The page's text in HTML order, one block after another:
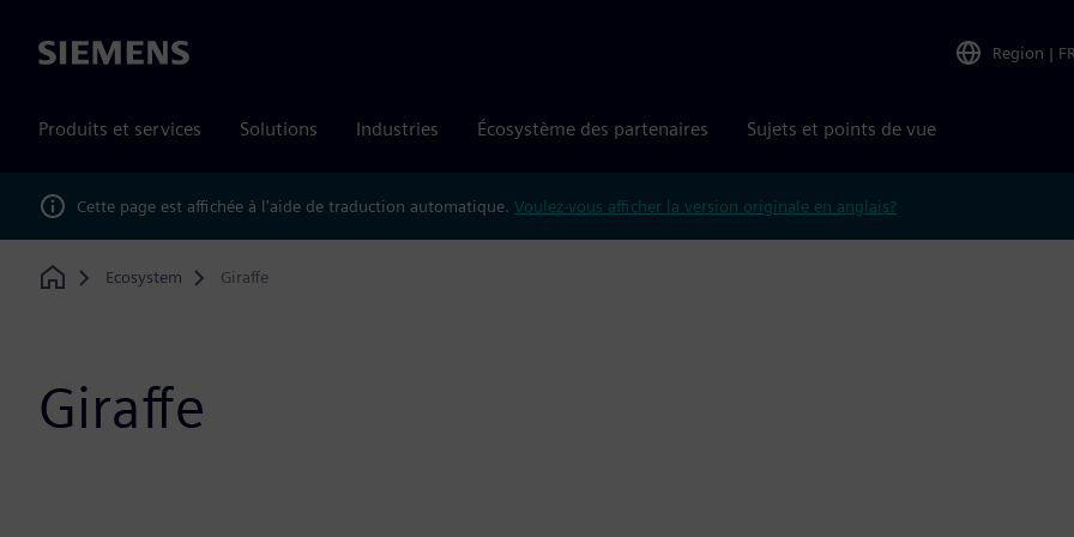
Siemens Region | FR
Produits et services Solutions Industries Écosystème des partenaires Sujets et points de vue
Cette page est affichée à l'aide de traduction automatique. Voulez-vous afficher la version originale en anglais?
Home
Ecosystem Giraffe
Giraffe